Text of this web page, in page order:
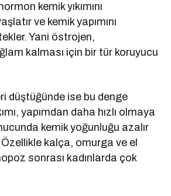
kemik yıkımını
ve kemik yapımını
Yani östrojen,
kalması için bir tür koruyucu
düştüğünde ise bu denge
yapımdan daha hızlı olmaya
kemik yoğunluğu azalır
Özellikle kalça, omurga ve el
sonrası kadınlarda çok